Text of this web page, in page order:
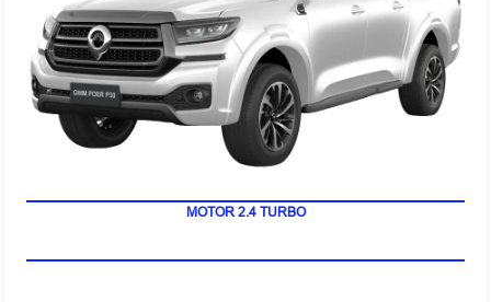
SISTEMA ADAS 2+